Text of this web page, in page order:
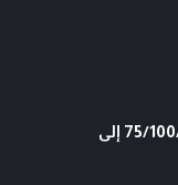
خفض الضرر الأساسي من 75/100/125/150/175 إلى